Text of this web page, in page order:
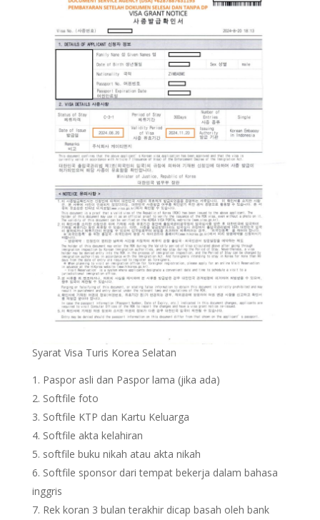
Syarat Visa Turis Korea Selatan
Paspor asli dan Paspor lama (jika ada)
Softfile foto
Softfile KTP dan Kartu Keluarga
Softfile akta kelahiran
softfile buku nikah atau akta nikah
Softfile sponsor dari tempat bekerja dalam bahasa
inggris
Rek koran 3 bulan terakhir dicap basah oleh bank